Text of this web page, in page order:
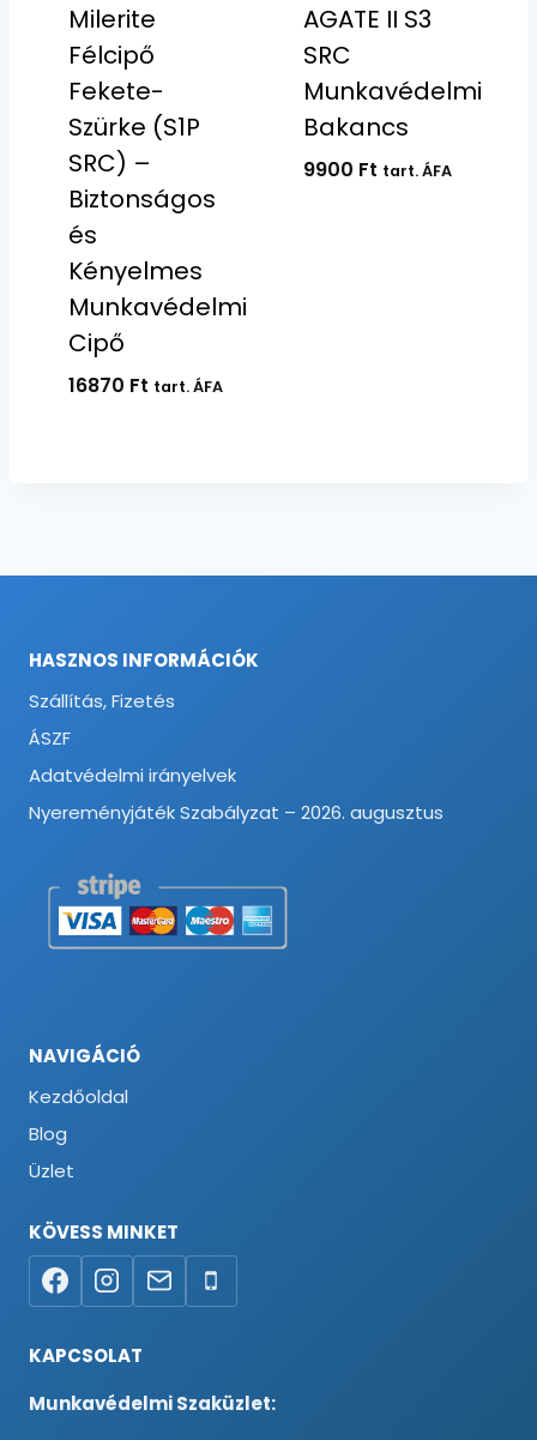
Milerite
Félcipő
Fekete-
Szürke (S1P
SRC) –
Biztonságos
és
Kényelmes
Munkavédelmi
Cipő
16870 Ft tart. ÁFA
AGATE II S3
SRC
Munkavédelmi
Bakancs
9900 Ft tart. ÁFA
HASZNOS INFORMÁCIÓK
Szállítás, Fizetés
ÁSZF
Adatvédelmi irányelvek
Nyereményjáték Szabályzat – 2026. augusztus
NAVIGÁCIÓ
Kezdőoldal
Blog
Üzlet
KÖVESS MINKET
KAPCSOLAT
Munkavédelmi Szaküzlet: